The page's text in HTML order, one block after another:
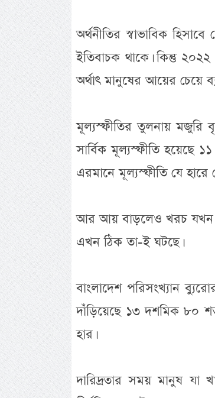
অর্থনীতির স্বাভাবিক
ইতিবাচক থাকে। কিন্তু
অর্থাৎ মানুষের আয়ের চেয়ে
মূল্যস্ফীতির তুলনায় মজুরি
সার্বিক মূল্যস্ফীতি হয়েছে
এরমানে মূল্যস্ফীতি যে হারে
আর আয় বাড়লেও খরচ যখন
এখন ঠিক তা-ই ঘটছে।
বাংলাদেশ পরিসংখ্যান
দাঁড়িয়েছে ১৩ দশমিক ৮০
হার।
দারিদ্রতার সময় মানুষ যা